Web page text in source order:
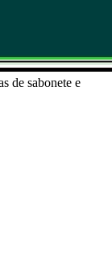
de sabonete e